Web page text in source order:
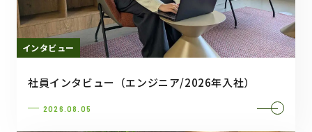
インタビュー
社員インタビュー（エンジニア/2026年入社）
2026.08.05